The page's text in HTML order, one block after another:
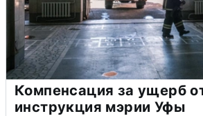
Компенсация за ущерб
инструкция мэрии Уфы